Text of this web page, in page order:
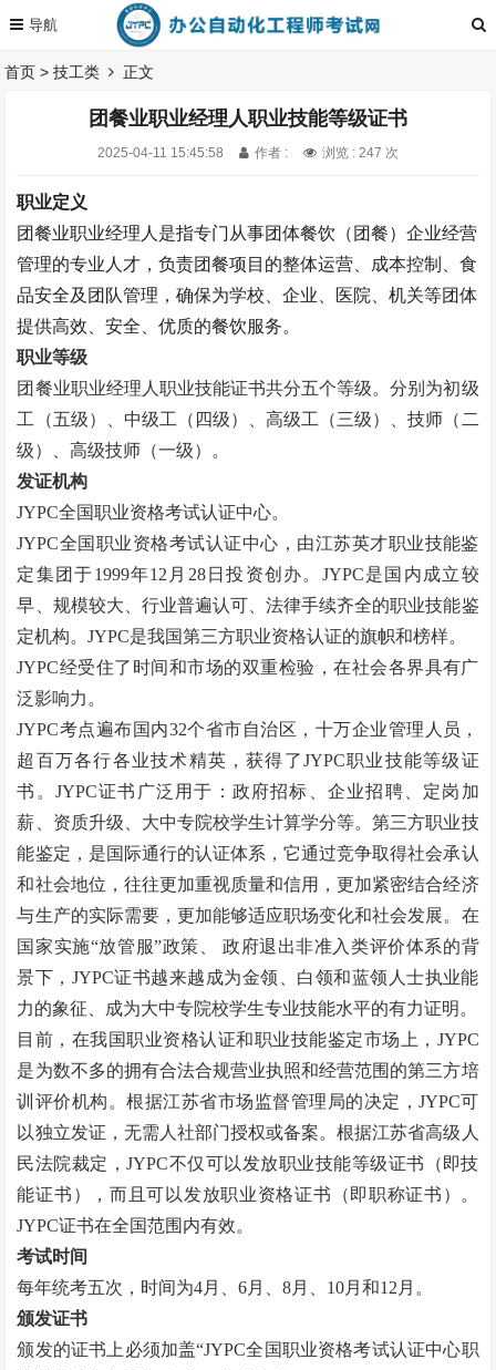
首页 >技工类 正文
团餐业职业经理人职业技能等级证书
2025-04-11 15:45:58 作者 : 浏览 : 247 次
职业定义
团餐业职业经理人是指专门从事团体餐饮（团餐）企业经营
管理的专业人才，负责团餐项目的整体运营、成本控制、食
品安全及团队管理，确保为学校、企业、医院、机关等团体
提供高效、安全、优质的餐饮服务。
职业等级
团餐业职业经理人职业技能证书共分五个等级。分别为初级
工（五级）、中级工（四级）、高级工（三级）、技师（二
级）、高级技师（一级）。
发证机构
JYPC全国职业资格考试认证中心。
JYPC全国职业资格考试认证中心，由江苏英才职业技能鉴
定集团于1999年12月28日投资创办。JYPC是国内成立较
早、规模较大、行业普遍认可、法律手续齐全的职业技能鉴
定机构。JYPC是我国第三方职业资格认证的旗帜和榜样。
JYPC经受住了时间和市场的双重检验，在社会各界具有广
泛影响力。
JYPC考点遍布国内32个省市自治区，十万企业管理人员，
超百万各行各业技术精英，获得了JYPC职业技能等级证
书。JYPC证书广泛用于：政府招标、企业招聘、定岗加
薪、资质升级、大中专院校学生计算学分等。第三方职业技
能鉴定，是国际通行的认证体系，它通过竞争取得社会承认
和社会地位，往往更加重视质量和信用，更加紧密结合经济
与生产的实际需要，更加能够适应职场变化和社会发展。在
国家实施“放管服”政策、
政府退出非准入类评价体系的背
景下，JYPC证书越来越成为金领、白领和蓝领人士执业能
力的象征、成为大中专院校学生专业技能水平的有力证明。
目前，在我国职业资格认证和职业技能鉴定市场上， JYPC
是为数不多的拥有合法合规营业执照和经营范围的第三方培
训评价机构。根据江苏省市场监督管理局的决定，JYPC可
以独立发证，无需人社部门授权或备案。根据江苏省高级人
民法院裁定，JYPC不仅可以发放职业技能等级证书（即技
能证书），而且可以发放职业资格证书（即职称证书）。
JYPC证书在全国范围内有效。
考试时间
每年统考五次，时间为4月、6月、8月、10月和12月。
颁发证书
颁发的证书上必须加盖“JYPC全国职业资格考试认证中心职